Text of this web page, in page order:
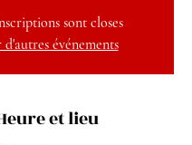
sont closes
événements
et lieu